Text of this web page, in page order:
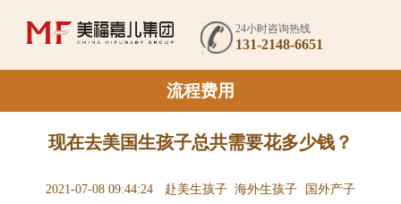
24小时咨询热线
131-2148-6651
流程费用
现在去美国生孩子总共需要花多少钱？
2021-07-08 09:44:24 赴美生孩子 海外生孩子 国外产子